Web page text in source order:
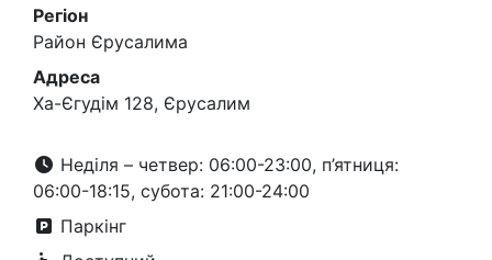
Регіон
Район Єрусалима
Адреса
Ха-Єгудім 128, Єрусалим
Неділя – четвер: 06:00-23:00, п’ятниця:
06:00-18:15, субота: 21:00-24:00
Паркінг